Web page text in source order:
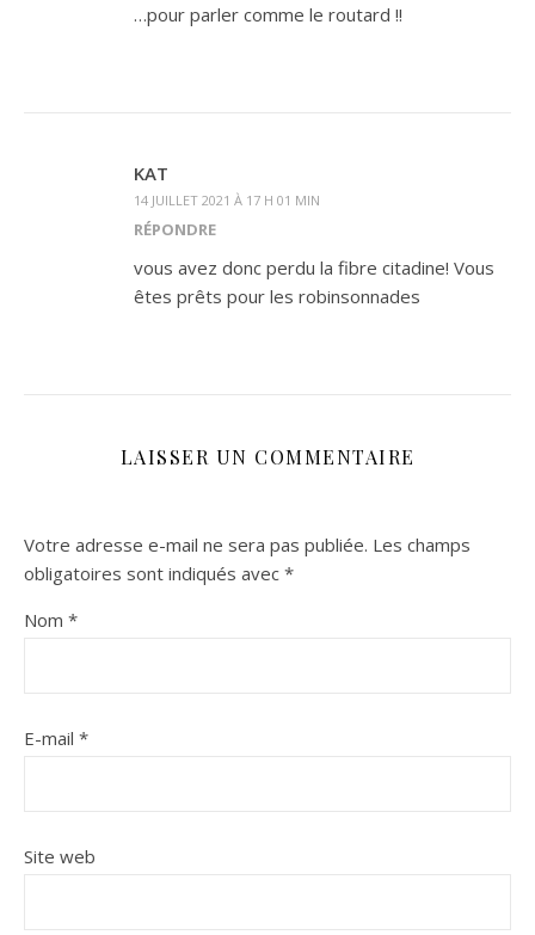
…pour parler comme le routard !!
KAT
14 JUILLET 2021 À 17 H 01 MIN
RÉPONDRE
vous avez donc perdu la fibre citadine! Vous
êtes prêts pour les robinsonnades
LAISSER UN COMMENTAIRE
Votre adresse e-mail ne sera pas publiée. Les champs
obligatoires sont indiqués avec *
Nom *
E-mail *
Site web